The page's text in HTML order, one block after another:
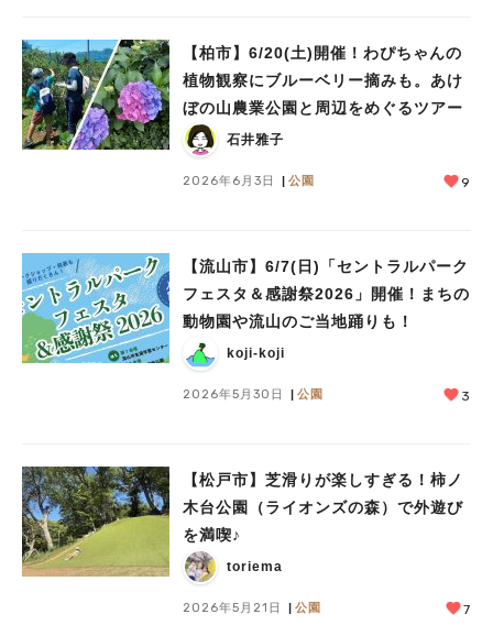
【柏市】6/20(土)開催！わぴちゃんの
植物観察にブルーベリー摘みも。あけ
ぼの山農業公園と周辺をめぐるツアー
石井雅子
2026年6月3日 公園 9
【流山市】6/7(日)「セントラルパーク
フェスタ＆感謝祭2026」開催！まちの
動物園や流山のご当地踊りも！
koji-koji
2026年5月30日 公園 3
【松戸市】芝滑りが楽しすぎる！柿ノ
木台公園（ライオンズの森）で外遊び
を満喫♪
toriema
2026年5月21日 公園 7